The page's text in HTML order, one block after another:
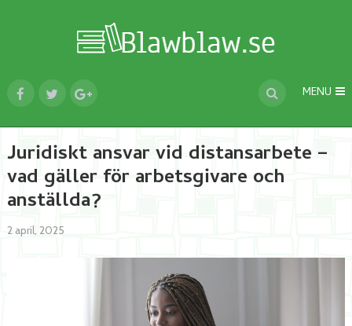
MENU
Juridiskt ansvar vid distansarbete –
vad gäller för arbetsgivare och
anställda?
2 april, 2025